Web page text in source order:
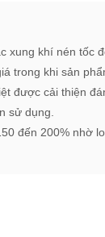
xung khí nén tốc
trong khi sản
được cải thiện
sử dụng.
đến 200% nhờ